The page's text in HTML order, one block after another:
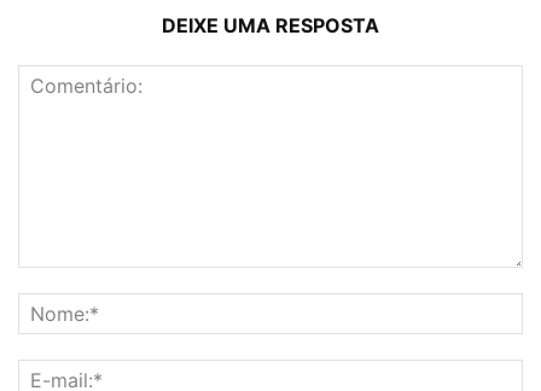
DEIXE UMA RESPOSTA